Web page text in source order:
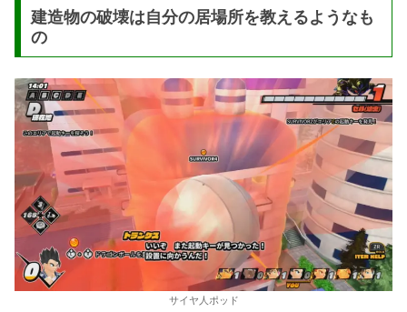
建造物の破壊は自分の居場所を教えるようなも
の
サイヤ人ポッド